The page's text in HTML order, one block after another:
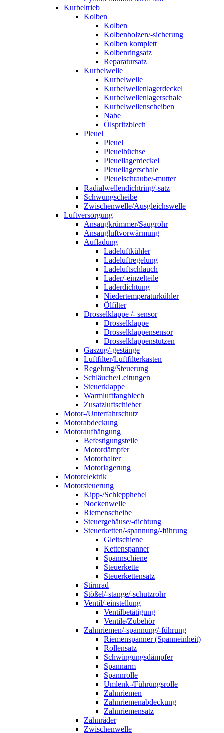
Kurbeltrieb
Kolben
Kolben
Kolbenbolzen/-sicherung
Kolben komplett
Kolbenringsatz
Reparatursatz
Kurbelwelle
Kurbelwelle
Kurbelwellenlagerdeckel
Kurbelwellenlagerschale
Kurbelwellenscheiben
Nabe
Ölspritzblech
Pleuel
Pleuel
Pleuelbüchse
Pleuellagerdeckel
Pleuellagerschale
Pleuelschraube/-mutter
Radialwellendichtring/-satz
Schwungscheibe
Zwischenwelle/Ausgleichswelle
Luftversorgung
Ansaugkrümmer/Saugrohr
Ansaugluftvorwärmung
Aufladung
Ladeluftkühler
Ladeluftregelung
Ladeluftschlauch
Lader/-einzelteile
Laderdichtung
Niedertemperaturkühler
Ölfilter
Drosselklappe /- sensor
Drosselklappe
Drosselklappensensor
Drosselklappenstutzen
Gaszug/-gestänge
Luftfilter/Luftfilterkasten
Regelung/Steuerung
Schläuche/Leitungen
Steuerklappe
Warmluftfangblech
Zusatzluftschieber
Motor-/Unterfahrschutz
Motorabdeckung
Motoraufhängung
Befestigungsteile
Motordämpfer
Motorhalter
Motorlagerung
Motorelektrik
Motorsteuerung
Kipp-/Schlepphebel
Nockenwelle
Riemenscheibe
Steuergehäuse/-dichtung
Steuerketten/-spannung/-führung
Gleitschiene
Kettenspanner
Spannschiene
Steuerkette
Steuerkettensatz
Stirnrad
Stößel/-stange/-schutzrohr
Ventil/-einstellung
Ventilbetätigung
Ventile/Zubehör
Zahnriemen/-spannung/-führung
Riemenspanner (Spanneinheit)
Rollensatz
Schwingungsdämpfer
Spannarm
Spannrolle
Umlenk-/Führungsrolle
Zahnriemen
Zahnriemenabdeckung
Zahnriemensatz
Zahnräder
Zwischenwelle